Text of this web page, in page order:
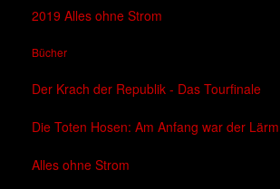
2019 Alles ohne Strom
Bücher
Der Krach der Republik - Das Tourfinale
Die Toten Hosen: Am Anfang war der Lärm
Alles ohne Strom